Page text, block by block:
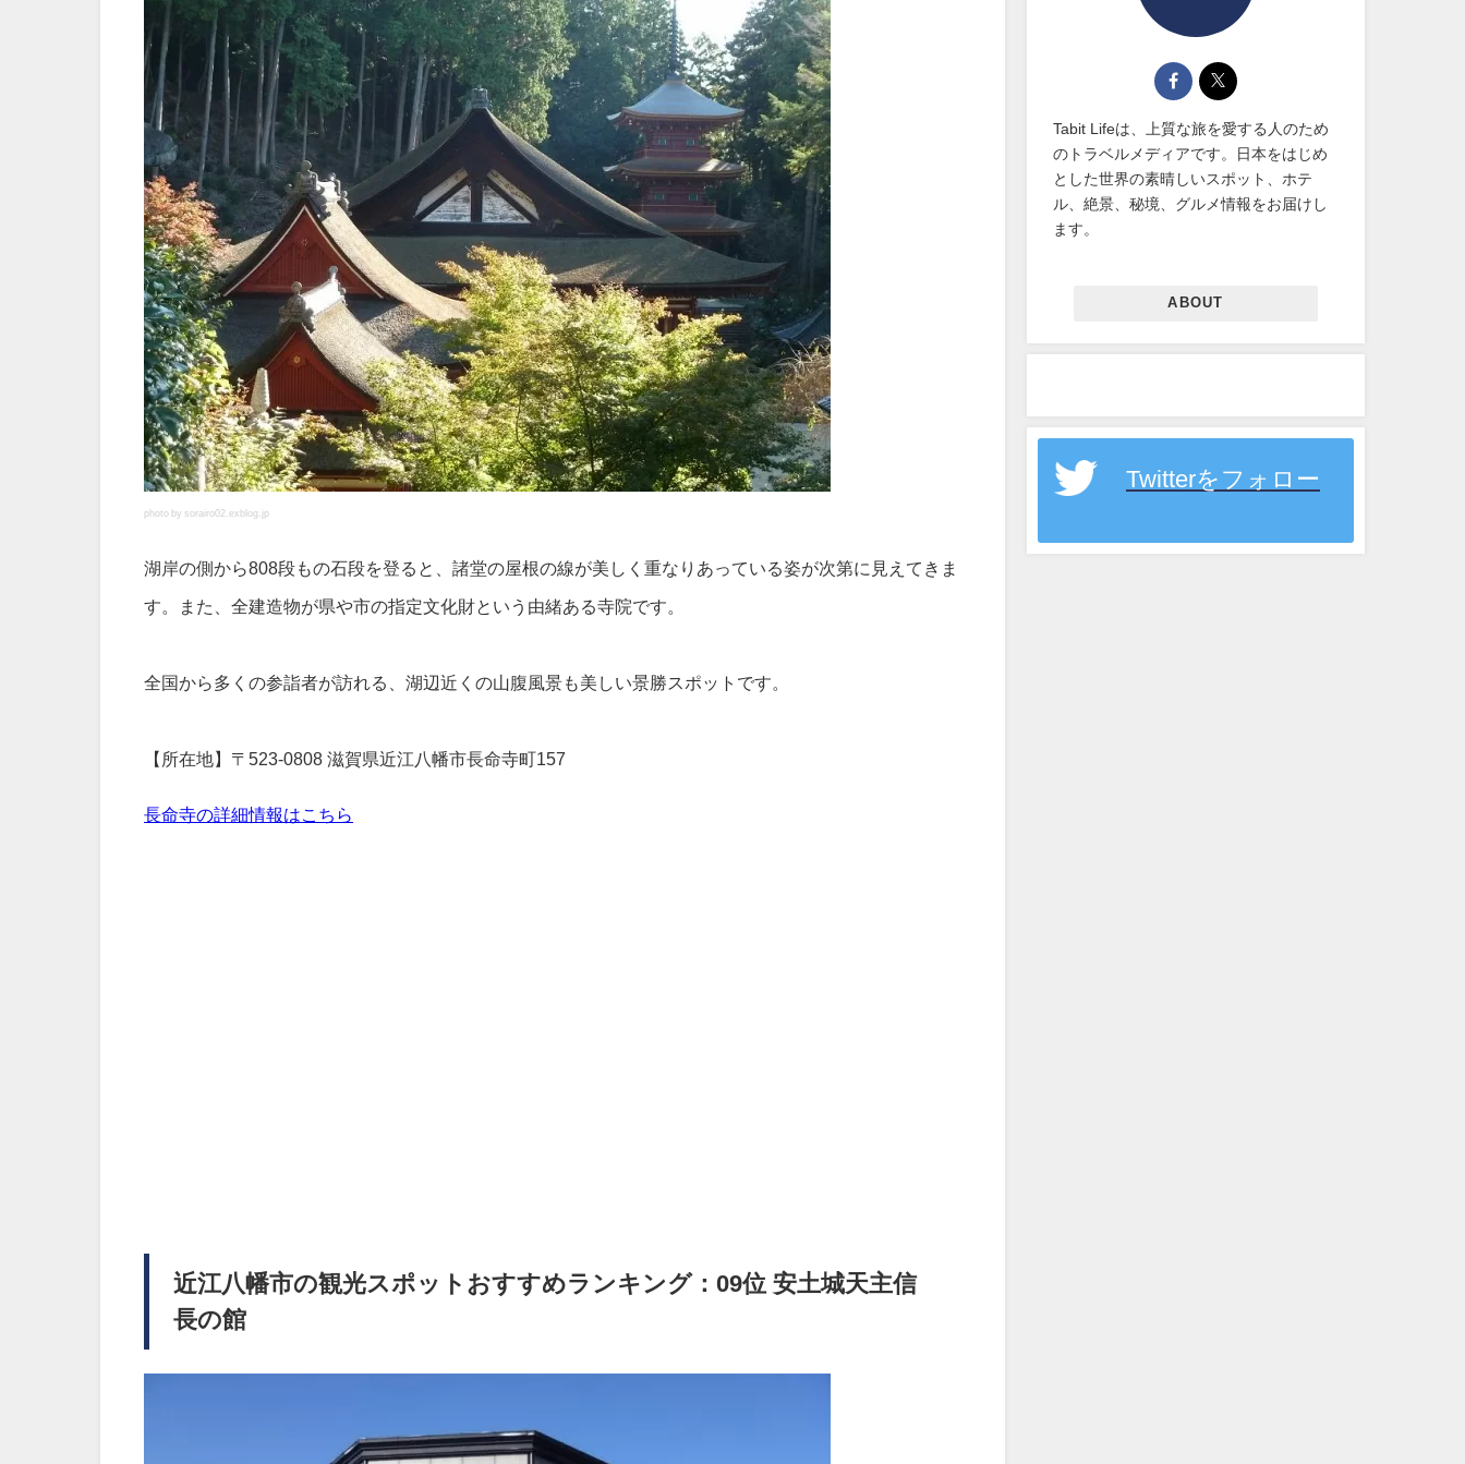
photo by sorairo02.exblog.jp
湖岸の側から808段もの石段を登ると、諸堂の屋根の線が美しく重なりあっている姿が次第に見えてきま
す。また、全建造物が県や市の指定文化財という由緒ある寺院です。
全国から多くの参詣者が訪れる、湖辺近くの山腹風景も美しい景勝スポットです。
【所在地】〒523-0808 滋賀県近江八幡市長命寺町157
長命寺の詳細情報はこちら
近江八幡市の観光スポットおすすめランキング：09位 安土城天主信
長の館
Tabit Lifeは、上質な旅を愛する人のため
のトラベルメディアです。日本をはじめ
とした世界の素晴しいスポット、ホテ
ル、絶景、秘境、グルメ情報をお届けし
ます。
ABOUT
Twitterをフォロー